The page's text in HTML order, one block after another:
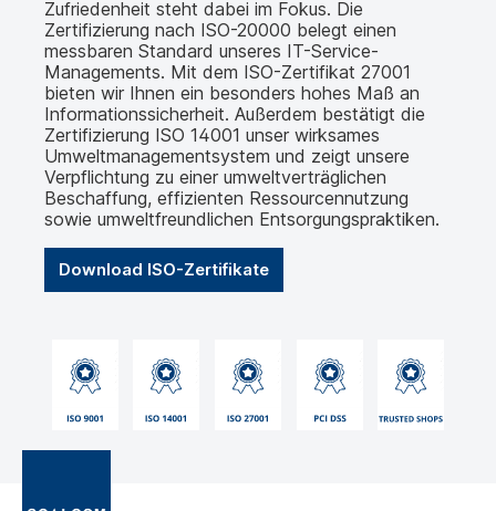
Zufriedenheit steht dabei im Fokus. Die
Zertifizierung nach ISO-20000 belegt einen
messbaren Standard unseres IT-Service-
Managements. Mit dem ISO-Zertifikat 27001
bieten wir Ihnen ein besonders hohes Maß an
Informationssicherheit. Außerdem bestätigt die
Zertifizierung ISO 14001 unser wirksames
Umweltmanagementsystem und zeigt unsere
Verpflichtung zu einer umweltverträglichen
Beschaffung, effizienten Ressourcennutzung
sowie umweltfreundlichen Entsorgungspraktiken.
Download ISO-Zertifikate